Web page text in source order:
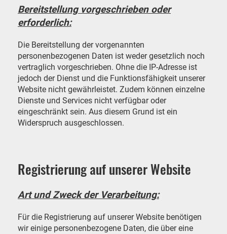
Bereitstellung vorgeschrieben oder
erforderlich:
Die Bereitstellung der vorgenannten
personenbezogenen Daten ist weder gesetzlich noch
vertraglich vorgeschrieben. Ohne die IP-Adresse ist
jedoch der Dienst und die Funktionsfähigkeit unserer
Website nicht gewährleistet. Zudem können einzelne
Dienste und Services nicht verfügbar oder
eingeschränkt sein. Aus diesem Grund ist ein
Widerspruch ausgeschlossen.
Registrierung auf unserer Website
Art und Zweck der Verarbeitung:
Für die Registrierung auf unserer Website benötigen
wir einige personenbezogene Daten, die über eine